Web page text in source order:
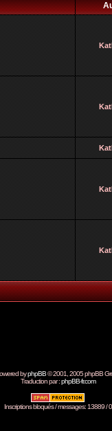
byphpBB© 2001, 2005 phpBB
Traduction par :phpBB-fr.com
Inscriptions bloqués / messages: 13889 / 0